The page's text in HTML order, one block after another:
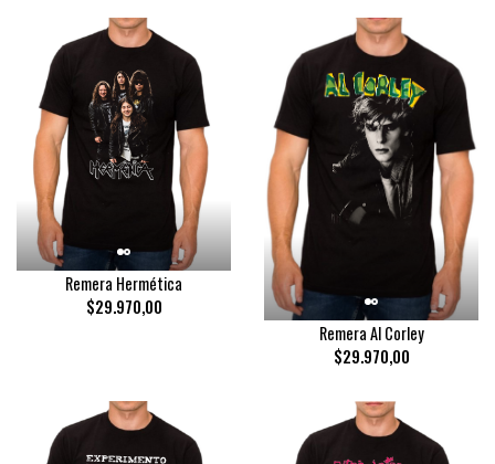
Remera Hermética
$29.970,00
Remera Al Corley
$29.970,00